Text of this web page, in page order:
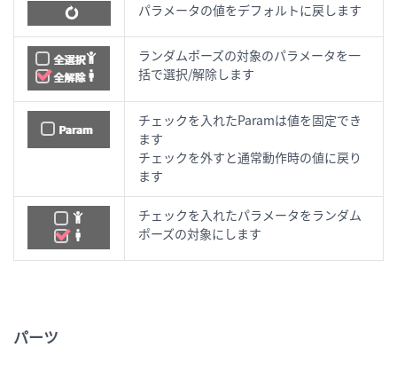
パラメータの値をデフォルトに戻します
ランダムポーズの対象のパラメータを一
括で選択/解除します
チェックを入れたParamは値を固定でき
ます
チェックを外すと通常動作時の値に戻り
ます
チェックを入れたパラメータをランダム
ポーズの対象にします
パーツ